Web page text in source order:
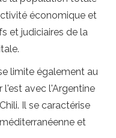
économique et
et judiciaires de la
limite également au
l'est avec l'Argentine
Il se caractérise
et